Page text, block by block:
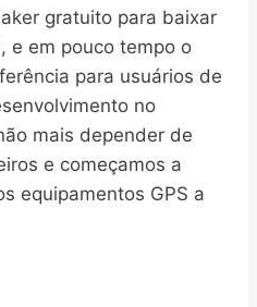
gratuito para baixar
e em pouco tempo o
para usuários de
no
mais depender de
e começamos a
equipamentos GPS a